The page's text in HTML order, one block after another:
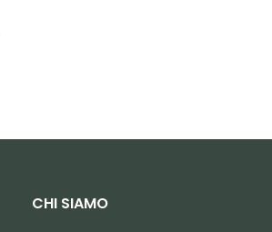
CHI SIAMO